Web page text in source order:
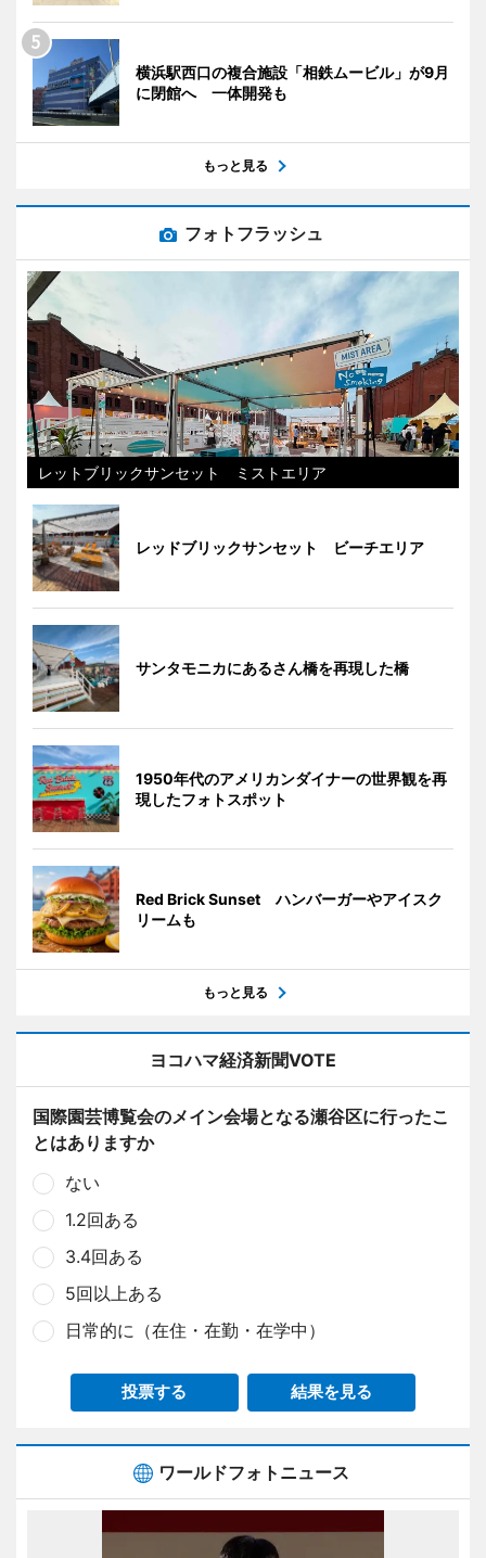
横浜駅西口の複合施設「相鉄ムービル」が9月
に閉館へ 一体開発も
もっと見る
フォトフラッシュ
レットブリックサンセット ミストエリア
レッドブリックサンセット ビーチエリア
サンタモニカにあるさん橋を再現した橋
1950年代のアメリカンダイナーの世界観を再
現したフォトスポット
Red Brick Sunset ハンバーガーやアイスク
リームも
もっと見る
ヨコハマ経済新聞VOTE
国際園芸博覧会のメイン会場となる瀬谷区に行ったこ
とはありますか
ない
1.2回ある
3.4回ある
5回以上ある
日常的に（在住・在勤・在学中）
投票する 結果を見る
ワールドフォトニュース